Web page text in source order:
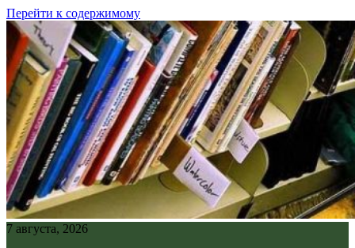
Перейти к содержимому
7 августа, 2026